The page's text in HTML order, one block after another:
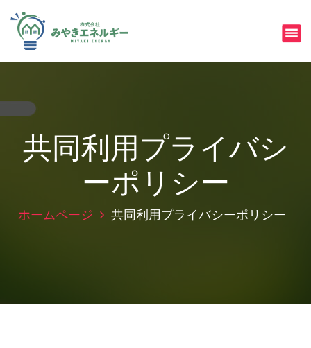
キ
みやきで使う・みやきでつくる
共同利用プライバシ
ーポリシー
ホームページ 共同利用プライバシーポリシー